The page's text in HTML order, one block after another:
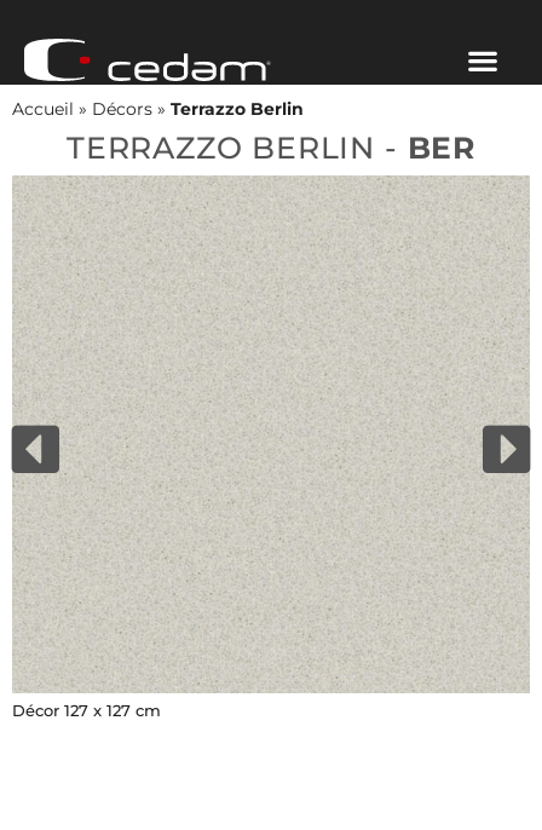
Accueil » Décors » Terrazzo Berlin
TERRAZZO BERLIN - BER
Décor 127 x 127 cm